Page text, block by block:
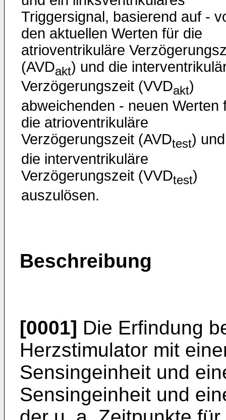
Triggersignal, basierend auf -
den aktuellen Werten für die
atrioventrikuläre
(AVDakt) und die
Verzögerungszeit (VVDakt)
abweichenden - neuen Werten
die atrioventrikuläre
Verzögerungszeit (AVDtest) und
die interventrikuläre
Verzögerungszeit (VVDtest)
auszulösen.
Beschreibung
[0001] Die Erfindung
Herzstimulator mit
Sensingeinheit und
Sensingeinheit und